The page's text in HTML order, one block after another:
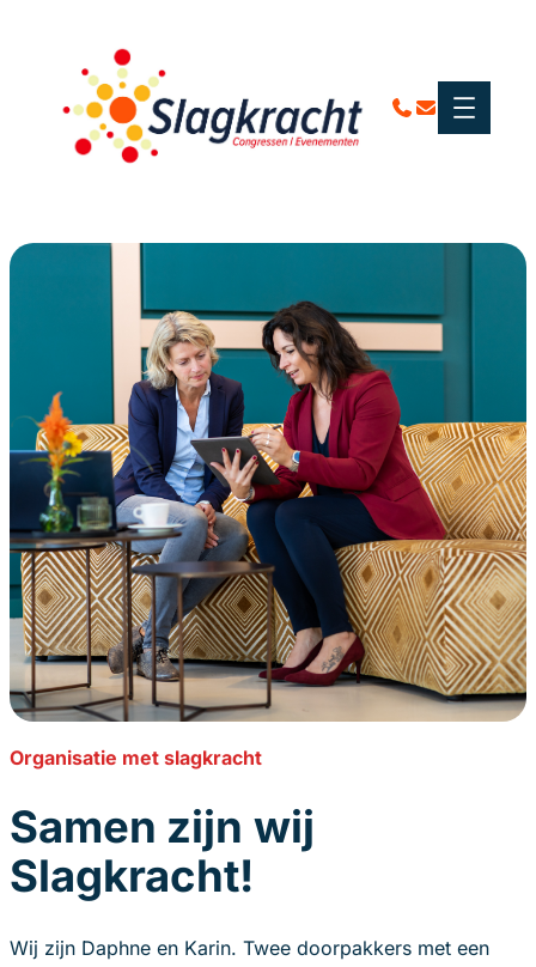
Organisatie met slagkracht
Samen zijn wij
Slagkracht!
Wij zijn Daphne en Karin. Twee doorpakkers met een